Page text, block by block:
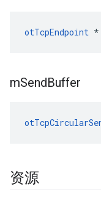
otTcpEndpoint *
mSendBuffer
资源